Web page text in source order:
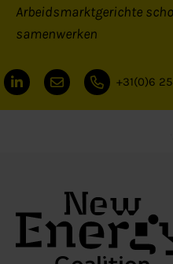
Arbeidsmarktgerichte
samenwerken
+31(0)6